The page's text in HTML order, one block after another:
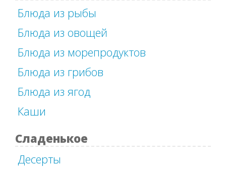
Блюда из рыбы
Блюда из овощей
Блюда из морепродуктов
Блюда из грибов
Блюда из ягод
Каши
Сладенькое
Десерты